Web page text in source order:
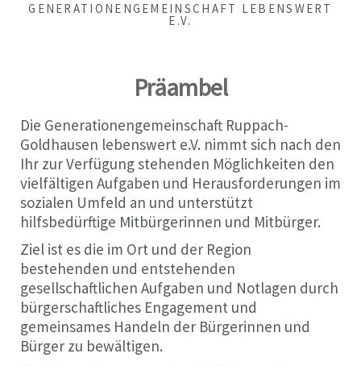
GENERATIONENGEMEINSCHAFT LEBENSWERT
E.V.
Präambel
Die Generationengemeinschaft Ruppach-
Goldhausen lebenswert e.V. nimmt sich nach den
Ihr zur Verfügung stehenden Möglichkeiten den
vielfältigen Aufgaben und Herausforderungen im
sozialen Umfeld an und unterstützt
hilfsbedürftige Mitbürgerinnen und Mitbürger.
Ziel ist es die im Ort und der Region
bestehenden und entstehenden
gesellschaftlichen Aufgaben und Notlagen durch
bürgerschaftliches Engagement und
gemeinsames Handeln der Bürgerinnen und
Bürger zu bewältigen.